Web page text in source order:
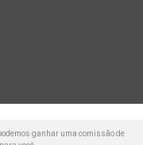
ganhar uma comissão de